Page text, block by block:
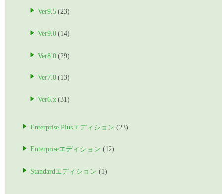
Ver9.5 (23)
Ver9.0 (14)
Ver8.0 (29)
Ver7.0 (13)
Ver6.x (31)
Enterprise Plusエディション (23)
Enterpriseエディション (12)
Standardエディション (1)